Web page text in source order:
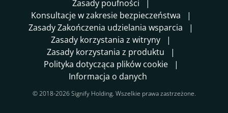
Zasady poufności
Konsultacje w zakresie bezpieczeństwa
Zasady Zakończenia udzielania wsparcia
Zasady korzystania z witryny
Zasady korzystania z produktu
Polityka dotycząca plików cookie
Informacja o danych
© 2018-2026 Signify Holding. Wszelkie prawa zastrzeżone.